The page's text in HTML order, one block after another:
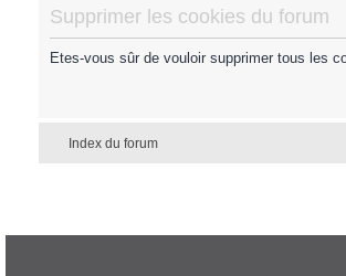
Supprimer les cookies du forum
Etes-vous sûr de vouloir supprimer tous les
Index du forum